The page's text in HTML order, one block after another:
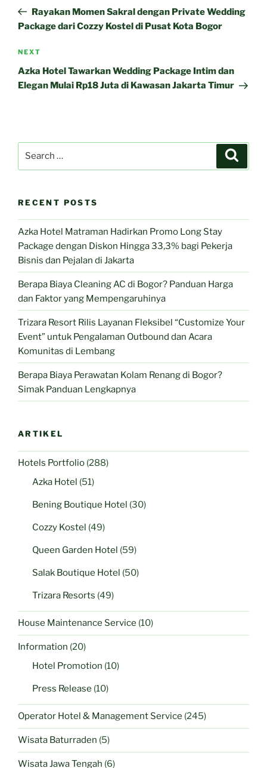
PostRayakan Momen Sakral dengan Private Wedding
Package dari Cozzy Kostel di Pusat Kota Bogor
Next
Post
NEXT
Azka Hotel Tawarkan Wedding Package Intim dan
Elegan Mulai Rp18 Juta di Kawasan Jakarta Timur
RECENT POSTS
Azka Hotel Matraman Hadirkan Promo Long Stay
Package dengan Diskon Hingga 33,3% bagi Pekerja
Bisnis dan Pejalan di Jakarta
Berapa Biaya Cleaning AC di Bogor? Panduan Harga
dan Faktor yang Mempengaruhinya
Trizara Resort Rilis Layanan Fleksibel “Customize Your
Event” untuk Pengalaman Outbound dan Acara
Komunitas di Lembang
Berapa Biaya Perawatan Kolam Renang di Bogor?
Simak Panduan Lengkapnya
ARTIKEL
Hotels Portfolio (288)
Azka Hotel (51)
Bening Boutique Hotel (30)
Cozzy Kostel (49)
Queen Garden Hotel (59)
Salak Boutique Hotel (50)
Trizara Resorts (49)
House Maintenance Service (10)
Information (20)
Hotel Promotion (10)
Press Release (10)
Operator Hotel & Management Service (245)
Wisata Baturraden (5)
Wisata Jawa Tengah (6)